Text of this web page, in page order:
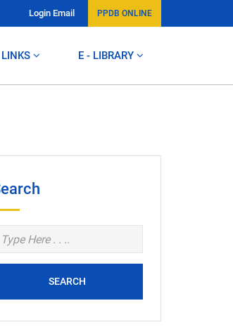
Login Email PPDB ONLINE
LINKS E - LIBRARY
SEARCH